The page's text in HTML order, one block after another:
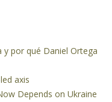
por qué Daniel Ortega
axis
Depends on Ukraine